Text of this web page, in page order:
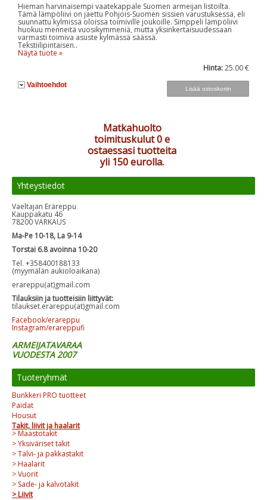
Hieman harvinaisempi vaatekappale Suomen armeijan listoilta.
Tämä lämpöliivi on jaettu Pohjois-Suomen sissien varustuksessa, eli
suunnattu kylmissä oloissa toimiville joukoille. Simppeli lämpöliivi
huokuu menneitä vuosikymmeniä, mutta yksinkertaisuudessaan
varmasti toimiva asuste kylmässä säässä.
Tekstiilipintaisen..
Näytä tuote »
Hinta:25.00 €
Vaihtoehdot
Matkahuolto
toimituskulut 0 e
ostaessasi tuotteita
yli 150 eurolla.
Yhteystiedot
Vaeltajan Eräreppu
Kauppakatu 46
78200 VARKAUS
Ma-Pe 10-18, La 9-14
Torstai 6.8 avoinna 10-20
Tel. +358400188133
(myymälän aukioloaikana)
erareppu(at)gmail.com
Tilauksiin ja tuotteisiin liittyvät:
tilaukset.erareppu(at)gmail.com
Facebook/erareppu
Instagram/erareppufi
ARMEIJATAVARAA
VUODESTA 2007
Tuoteryhmät
Bunkkeri PRO tuotteet
Paidat
Housut
Takit, liivit ja haalarit
> Maastotakit
> Yksiväriset takit
> Talvi- ja pakkastakit
> Haalarit
> Vuorit
> Sade- ja kalvotakit
> Liivit